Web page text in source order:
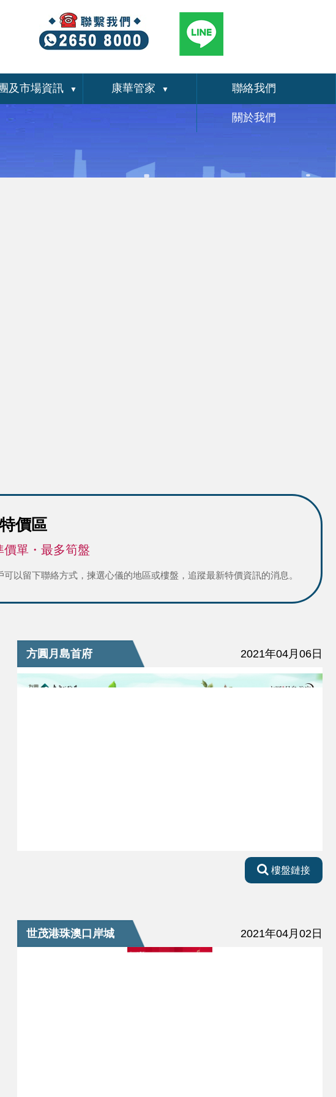
及市場資訊 ▼ 康華管家 ▼ 聯絡我們
關於我們
價區
單・最多筍盤
以留下聯絡方式，揀選心儀的地區或樓盤，追蹤最新特價資訊的消息。
2021年04月06日
方圓月島首府
樓盤鏈接
2021年04月02日
世茂港珠澳口岸城